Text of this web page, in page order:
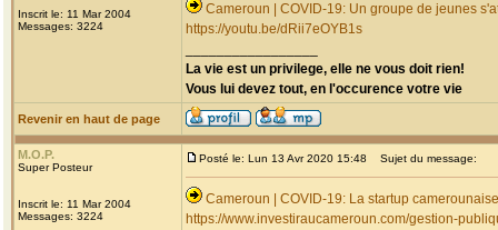
Inscrit le: 11 Mar 2004
Messages: 3224
Cameroun | COVID-19: Un groupe de jeunes
https://youtu.be/dRii7eOYB1s
La vie est un privilege, elle ne vous doit rien!
Vous lui devez tout, en l'occurence votre vie
Revenir en haut de page
M.O.P.
Super Posteur
Inscrit le: 11 Mar 2004
Messages: 3224
Posté le: Lun 13 Avr 2020 15:48 Sujet du message:
Cameroun | COVID-19: La startup
https://www.investiraucameroun.com/gestion-